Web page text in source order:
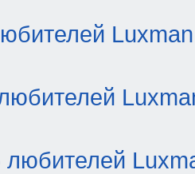
Luxman
любителей